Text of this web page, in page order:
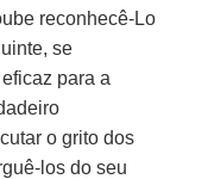
reconhecê-Lo
se
para a
o grito dos
los do seu